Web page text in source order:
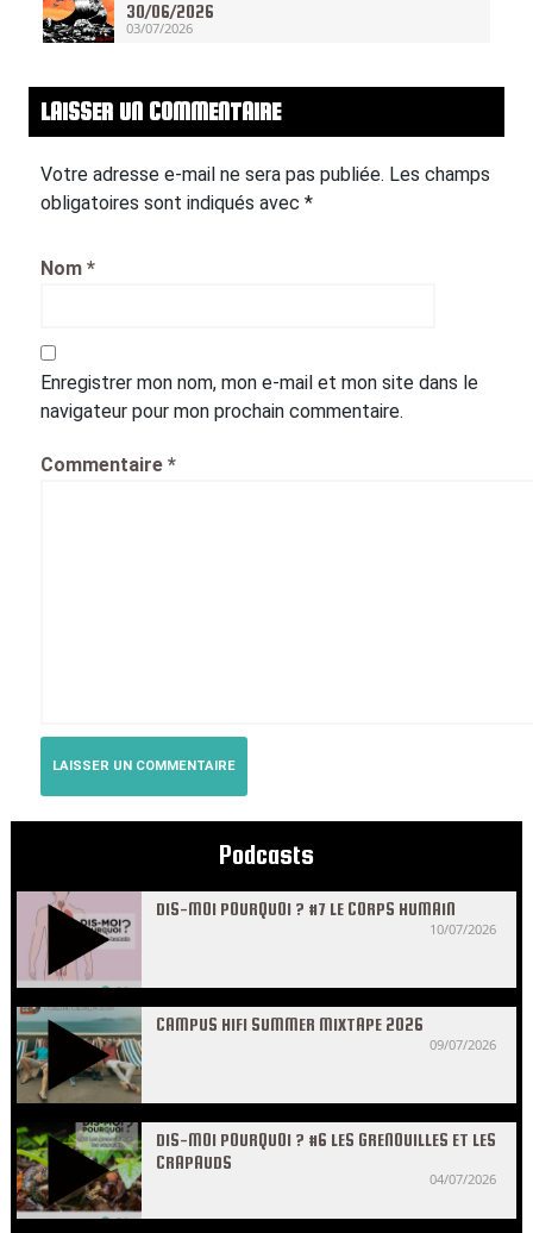
30/06/2026
03/07/2026
LAISSER UN COMMENTAIRE
Votre adresse e-mail ne sera pas publiée. Les champs
obligatoires sont indiqués avec *
Nom *
Enregistrer mon nom, mon e-mail et mon site dans le
navigateur pour mon prochain commentaire.
Commentaire *
Podcasts
DIS-MOI POURQUOI ? #7 LE CORPS HUMAIN
10/07/2026
CAMPUS HIFI SUMMER MIXTAPE 2026
09/07/2026
DIS-MOI POURQUOI ? #6 LES GRENOUILLES ET LES
CRAPAUDS
04/07/2026